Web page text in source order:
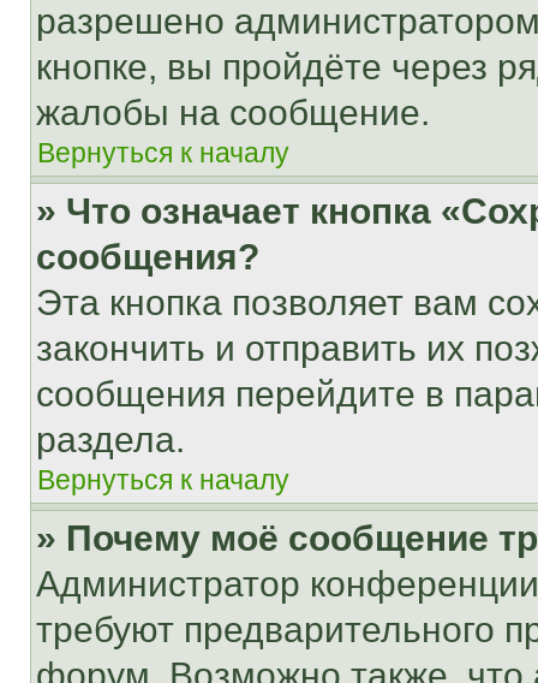
разрешено
кнопке, вы пройдёте через
жалобы на сообщение.
Вернуться к началу
» Что означает кнопка
сообщения?
Эта кнопка позволяет вам
закончить и отправить их
сообщения перейдите в
раздела.
Вернуться к началу
» Почему моё сообщение
Администратор
требуют предварительного